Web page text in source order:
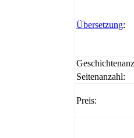
Übersetzung:
Seitenanzahl:
Preis: